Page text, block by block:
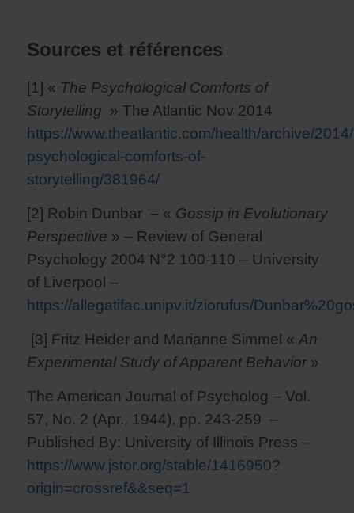
Sources et références
[1] « The Psychological Comforts of
Storytelling » The Atlantic Nov 2014
https://www.theatlantic.com/health/archive/
psychological-comforts-of-
storytelling/381964/
[2] Robin Dunbar – « Gossip in Evolutionary
Perspective » – Review of General
Psychology 2004 N°2 100-110 – University
of Liverpool –
https://allegatifac.unipv.it/ziorufus/
[3] Fritz Heider and Marianne Simmel «An
Experimental Study of Apparent Behavior»
The American Journal of Psycholog – Vol.
57, No. 2 (Apr., 1944), pp. 243-259 –
Published By: University of Illinois Press –
https://www.jstor.org/stable/1416950?
origin=crossref&&seq=1